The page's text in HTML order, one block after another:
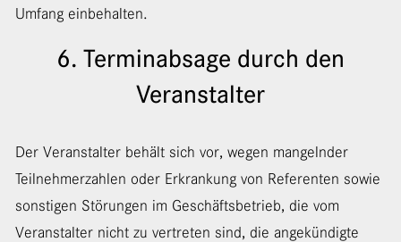
Umfang einbehalten.
6. Terminabsage durch den
Veranstalter
Der Veranstalter behält sich vor, wegen mangelnder
Teilnehmerzahlen oder Erkrankung von Referenten sowie
sonstigen Störungen im Geschäftsbetrieb, die vom
Veranstalter nicht zu vertreten sind, die angekündigte